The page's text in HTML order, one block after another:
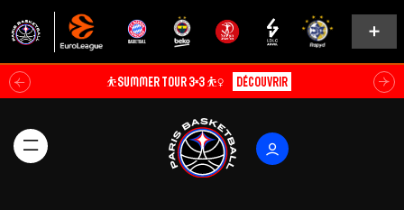
Soldes d’été⚡ Explorer